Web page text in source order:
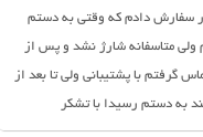
سفارش دادم که وقتی به دستم
ولی متاسفانه شارژ نشد و پس از
گرفتم با پشتیبانی ولی تا بعد از